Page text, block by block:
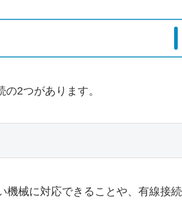
の2つがあります。
機械に対応できることや、有線接続